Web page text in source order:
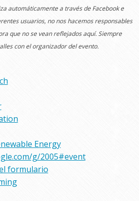
automáticamente a través de Facebook e
usuarios, no nos hacemos responsables
que no se vean reflejados aquí. Siempre
con el organizador del evento.
Energy
g/2005#event
formulario